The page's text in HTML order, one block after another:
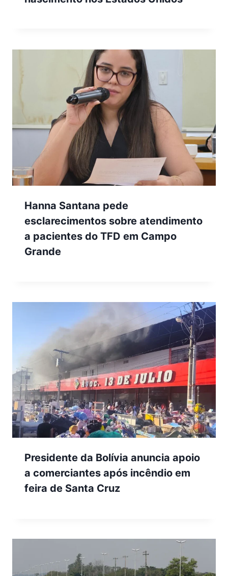
Hanna Santana pede
esclarecimentos sobre atendimento
a pacientes do TFD em Campo
Grande
Presidente da Bolívia anuncia apoio
a comerciantes após incêndio em
feira de Santa Cruz